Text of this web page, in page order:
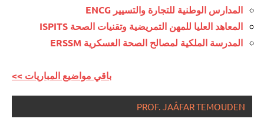
المدارس الوطنية للتجارة والتسيير ENCG
المعاهد العليا للمهن التمريضية وتقنيات الصحة ISPITS
المدرسة الملكية لمصالح الصحة العسكرية ERSSM
<< باقي مواضيع المباريات
PROF. JAÂFAR TEMOUDEN